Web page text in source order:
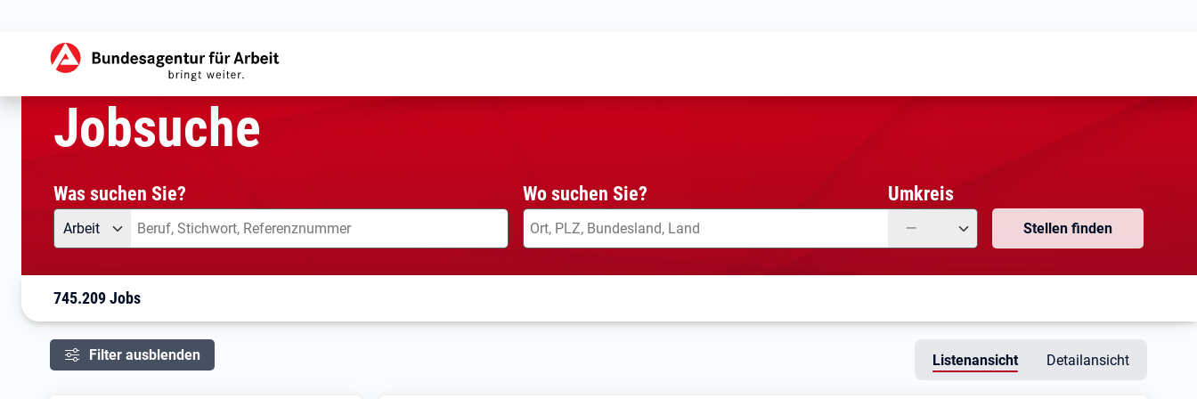
Startseite
Jobsuche
Was suchen Sie?
Angebotsart
Arbeit Was suchen Sie?
Wo suchen Sie? Umkreis
— Stellen finden
745.209 Jobs
Filter ausblenden Listenansicht Detailansicht